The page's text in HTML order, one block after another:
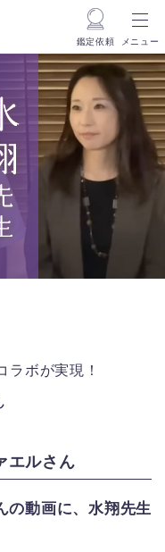
メニュー
鑑定依頼
ラボが実現！
エルさん
の動画に、水翔先生